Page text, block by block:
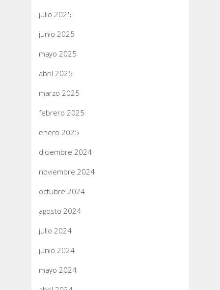
julio 2025
junio 2025
mayo 2025
abril 2025
marzo 2025
febrero 2025
enero 2025
diciembre 2024
noviembre 2024
octubre 2024
agosto 2024
julio 2024
junio 2024
mayo 2024